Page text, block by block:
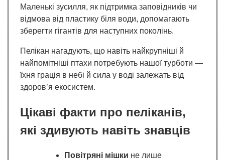
Маленькі зусилля, як підтримка заповідників чи
відмова від пластику біля води, допомагають
зберегти гігантів для наступних поколінь.
Пелікан нагадують, що навіть найкрупніші й
найпомітніші птахи потребують нашої турботи —
їхня грація в небі й сила у воді залежать від
здоров’я екосистем.
Цікаві факти про пеліканів,
які здивують навіть знавців
Повітряні мішки не лише